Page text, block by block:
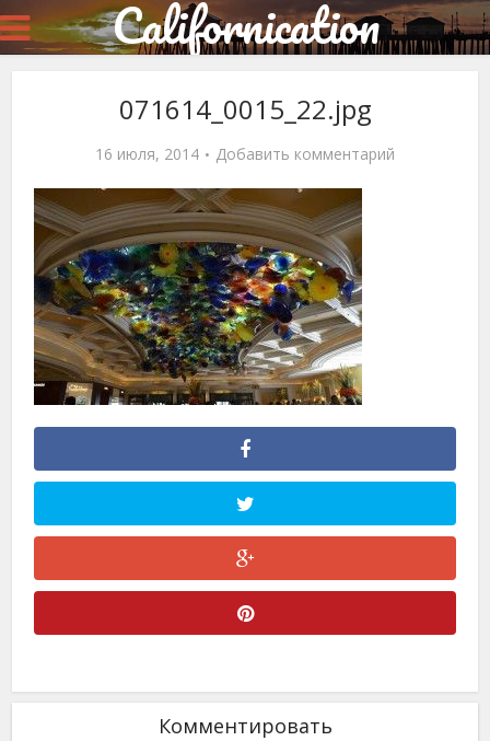
Californication
071614_0015_22.jpg
16 июля, 2014 Добавить комментарий
Комментировать